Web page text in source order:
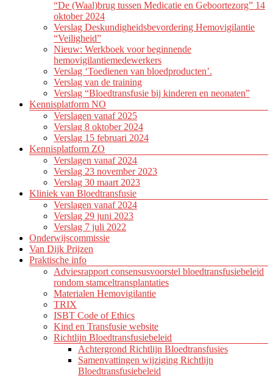
“De (Waal)brug tussen Medicatie en Geboortezorg” 14
oktober 2024
Verslag Deskundigheidsbevordering Hemovigilantie
“Veiligheid”
Nieuw: Werkboek voor beginnende
hemovigilantiemedewerkers
Verslag ‘Toedienen van bloedproducten’.
Verslag van de training
Verslag “Bloedtransfusie bij kinderen en neonaten”
Kennisplatform NO
Verslagen vanaf 2025
Verslag 8 oktober 2024
Verslag 15 februari 2024
Kennisplatform ZO
Verslagen vanaf 2024
Verslag 23 november 2023
Verslag 30 maart 2023
Kliniek van Bloedtransfusie
Verslagen vanaf 2024
Verslag 29 juni 2023
Verslag 7 juli 2022
Onderwijscommissie
Van Dijk Prijzen
Praktische info
Adviesrapport consensusvoorstel bloedtransfusiebeleid
rondom stamceltransplantaties
Materialen Hemovigilantie
TRIX
ISBT Code of Ethics
Kind en Transfusie website
Richtlijn Bloedtransfusiebeleid
Achtergrond Richtlijn Bloedtransfusies
Samenvattingen wijziging Richtlijn
Bloedtransfusiebeleid